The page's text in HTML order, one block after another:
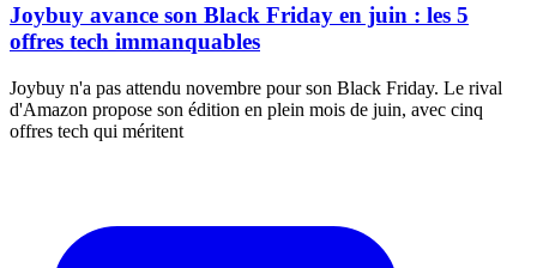
Joybuy avance son Black Friday en juin : les 5
offres tech immanquables
Joybuy n'a pas attendu novembre pour son Black Friday. Le rival
d'Amazon propose son édition en plein mois de juin, avec cinq
offres tech qui méritent